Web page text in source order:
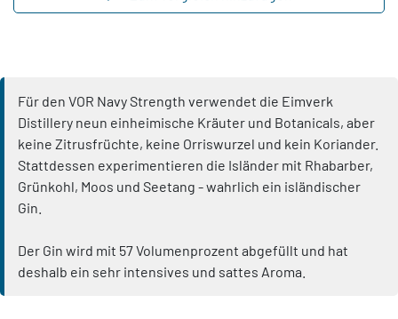
Für den VOR Navy Strength verwendet die Eimverk
Distillery neun einheimische Kräuter und Botanicals, aber
keine Zitrusfrüchte, keine Orriswurzel und kein Koriander.
Stattdessen experimentieren die Isländer mit Rhabarber,
Grünkohl, Moos und Seetang - wahrlich ein isländischer
Gin.
Der Gin wird mit 57 Volumenprozent abgefüllt und hat
deshalb ein sehr intensives und sattes Aroma.